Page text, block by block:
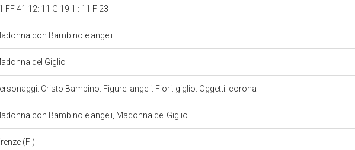
FF 41 12: 11 G 19 1 : 11 F 23
con Bambino e angeli
del Giglio
Cristo Bambino. Figure: angeli. Fiori: giglio. Oggetti: corona
con Bambino e angeli, Madonna del Giglio
(FI)